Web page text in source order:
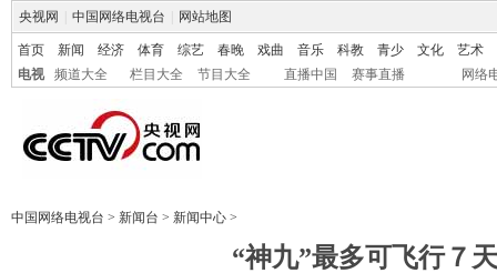
央视网 中国网络电视台 网站地图
首页 新闻 经济 体育 综艺 春晚 戏曲 音乐 科教 青少 文化
艺术
电视
频道大全 栏目大全 节目大全 直播中国 赛事直播 网络
中国网络电视台 > 新闻台 > 新闻中心 >
“神九”最多可飞行７天